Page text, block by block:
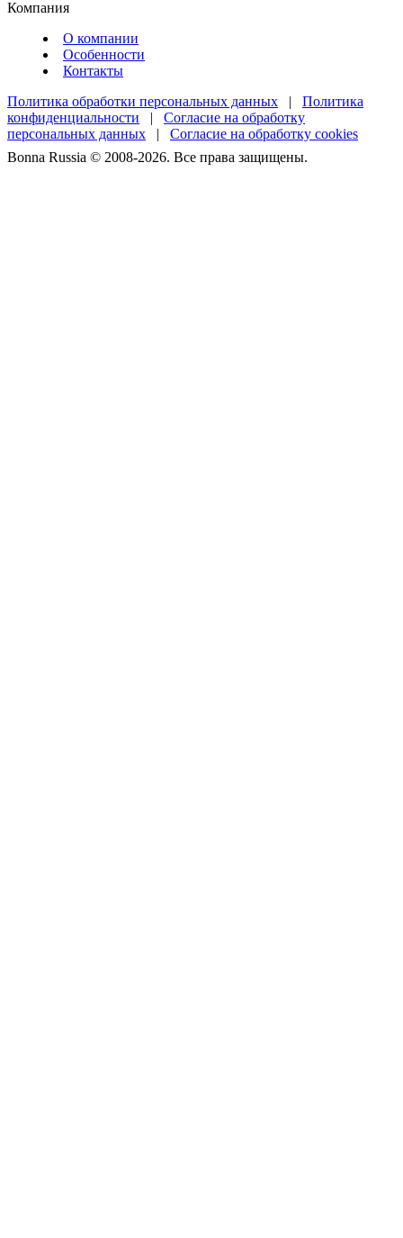
Компания
О компании
Особенности
Контакты
Политика обработки персональных данных | Политика
конфиденциальности | Согласие на обработку
персональных данных | Согласие на обработку cookies
Bonna Russia © 2008-2026. Все права защищены.